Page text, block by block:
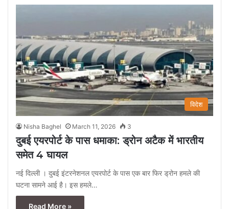
विदेश
Nisha Baghel March 11, 2026 3
दुबई एयरपोर्ट के पास धमाका: ड्रोन अटैक में भारतीय
समेत 4 घायल
नई दिल्ली । दुबई इंटरनेशनल एयरपोर्ट के पास एक बार फिर ड्रोन हमले की
घटना सामने आई है। इस हमले…
Read More »